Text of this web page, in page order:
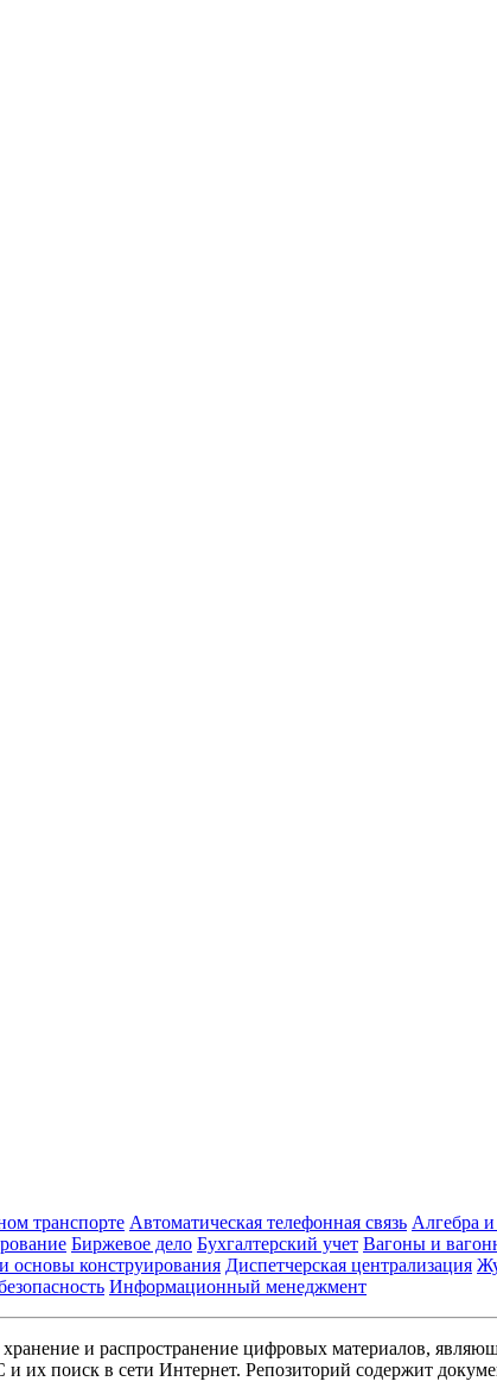
транспорте Автоматическая телефонная связь Алгебра
Биржевое дело Бухгалтерский учет Вагоны и
основы конструирования Диспетчерская централизация
Информационный менеджмент
и распространение цифровых материалов,
их поиск в сети Интернет. Репозиторий содержит